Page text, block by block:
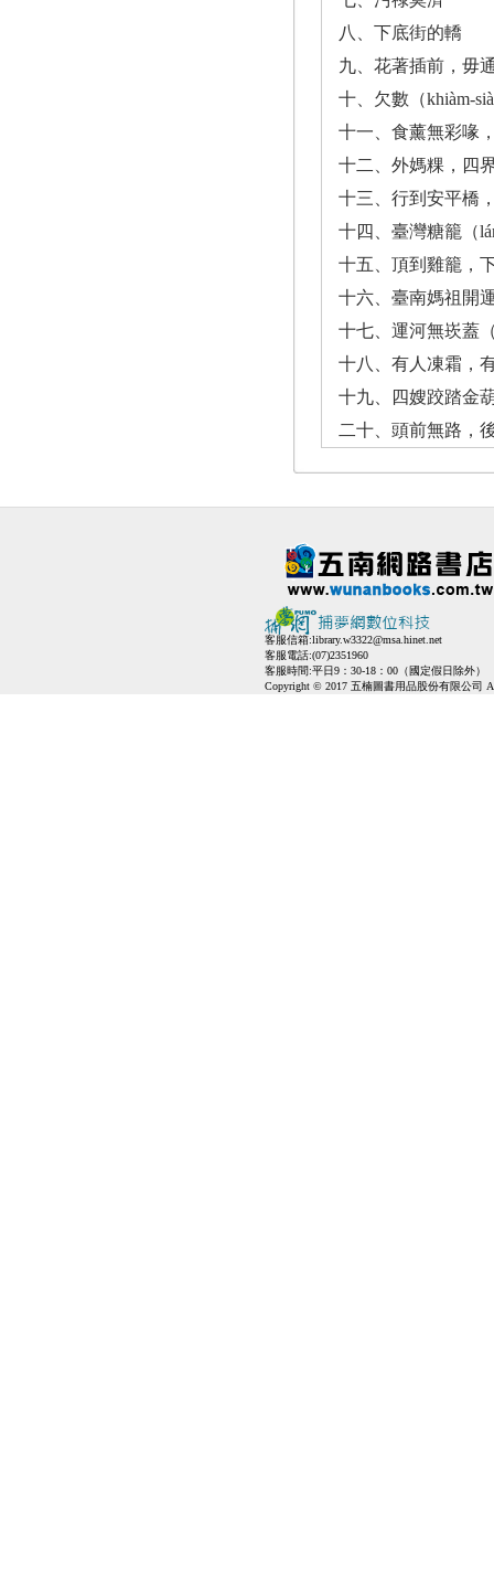
八、下底街的轎
九、花著插前，毋
十、欠數（khiàm-
十一、食薰無彩喙
十二、外媽粿，四
十三、行到安平橋
十四、臺灣糖籠（
十五、頂到雞籠，
十六、臺南媽祖開
十七、運河無崁蓋
十八、有人凍霜，
十九、四嫂跤踏金
二十、頭前無路，
客服信箱:library.w3322@msa.hinet.net
客服電話:(07)2351960
客服時間:平日9：30-18：00（國定假日除外）
Copyright © 2017 五楠圖書用品股份有限公司